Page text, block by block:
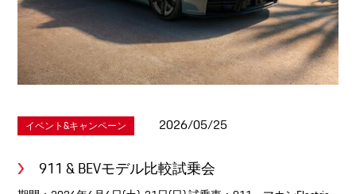
イベント&キャンペーン 2026/05/25
911 & BEVモデル比較試乗会